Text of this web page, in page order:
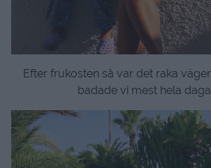
Efter frukosten så var det raka
badade vi mest hela